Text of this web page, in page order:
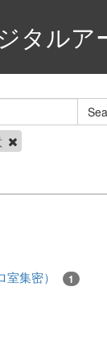
タルア
集密） 1